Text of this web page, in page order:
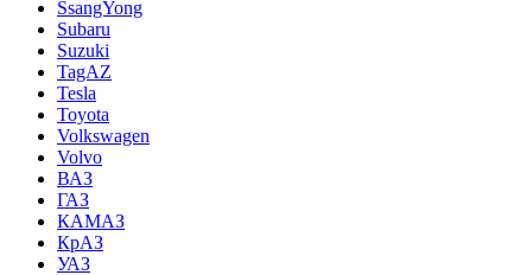
SsangYong
Subaru
Suzuki
TagAZ
Tesla
Toyota
Volkswagen
Volvo
ВАЗ
ГАЗ
КАМАЗ
КрАЗ
УАЗ